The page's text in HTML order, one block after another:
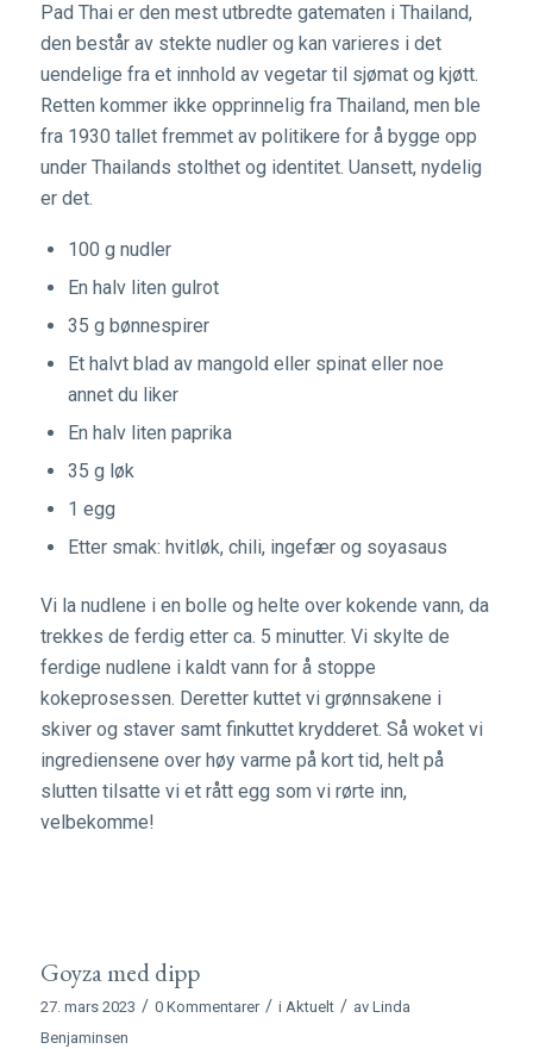
Pad Thai er den mest utbredte gatematen i Thailand,
den består av stekte nudler og kan varieres i det
uendelige fra et innhold av vegetar til sjømat og kjøtt.
Retten kommer ikke opprinnelig fra Thailand, men ble
fra 1930 tallet fremmet av politikere for å bygge opp
under Thailands stolthet og identitet. Uansett, nydelig
er det.
100 g nudler
En halv liten gulrot
35 g bønnespirer
Et halvt blad av mangold eller spinat eller noe
annet du liker
En halv liten paprika
35 g løk
1 egg
Etter smak: hvitløk, chili, ingefær og soyasaus
Vi la nudlene i en bolle og helte over kokende vann, da
trekkes de ferdig etter ca. 5 minutter. Vi skylte de
ferdige nudlene i kaldt vann for å stoppe
kokeprosessen. Deretter kuttet vi grønnsakene i
skiver og staver samt finkuttet krydderet. Så woket vi
ingrediensene over høy varme på kort tid, helt på
slutten tilsatte vi et rått egg som vi rørte inn,
velbekomme!
Goyza med dipp
27. mars 2023 / 0 Kommentarer / i Aktuelt / av Linda
Benjaminsen